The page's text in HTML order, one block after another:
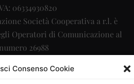
Consenso Cookie
06334930820
Società Cooperativa a r.l. è
Operatori di Comunicazione al
numero 26988
srl–info@ladigitale.it